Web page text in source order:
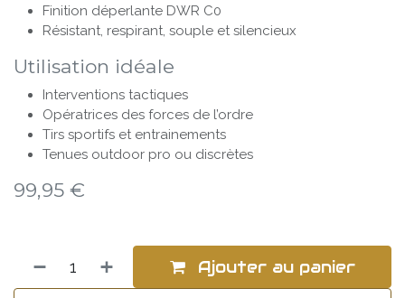
Finition déperlante DWR C0
Résistant, respirant, souple et silencieux
Utilisation idéale
Interventions tactiques
Opératrices des forces de l’ordre
Tirs sportifs et entrainements
Tenues outdoor pro ou discrètes
99,95 €
Ajouter au panier